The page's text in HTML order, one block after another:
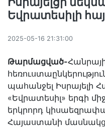
Եվրատեսիլի
2025-05-16 21:31:00
Թարմացված-
պահանջել Իսրայելի
«Եվրատեսիլ» երգի
երկրորդ
Հայաստանի մասնակցի